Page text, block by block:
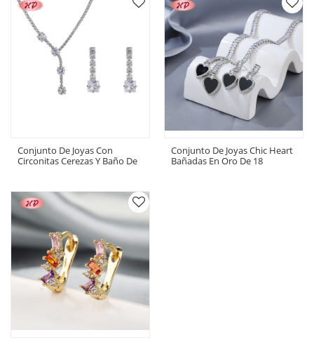
Conjunto De Joyas Con
Circonitas Cerezas Y Baño De
Conjunto De Joyas Chic Heart
Bañadas En Oro De 18